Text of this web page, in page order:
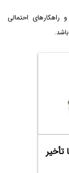
احتمالی